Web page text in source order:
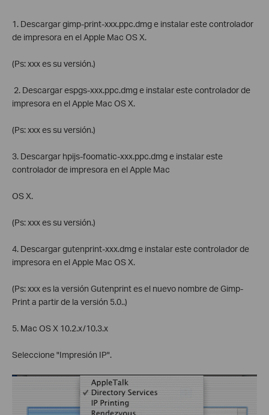
1. Descargar gimp-print-xxx.ppc.dmg e instalar este controlador
de impresora en el Apple Mac OS X.
(Ps: xxx es su versión.)
2. Descargar espgs-xxx.ppc.dmg e instalar este controlador de
impresora en el Apple Mac OS X.
(Ps: xxx es su versión.)
3. Descargar hpijs-foomatic-xxx.ppc.dmg e instalar este
controlador de impresora en el Apple Mac
OS X.
(Ps: xxx es su versión.)
4. Descargar gutenprint-xxx.dmg e instalar este controlador de
impresora en el Apple Mac OS X.
(Ps: xxx es la versión Gutenprint es el nuevo nombre de Gimp-
Print a partir de la versión 5.0..)
5. Mac OS X 10.2.x/10.3.x
Seleccione "Impresión IP".